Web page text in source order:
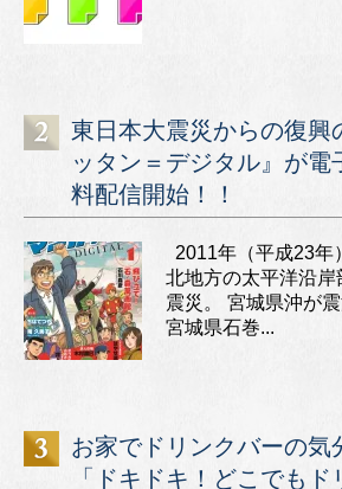
東日本大震災からの復興
ッタン＝デジタル』が電
料配信開始！！
2011年（平成23年
北地方の太平洋沿
震災。 宮城県沖が
宮城県石巻...
お家でドリンクバーの気
「ドキドキ！どこでも